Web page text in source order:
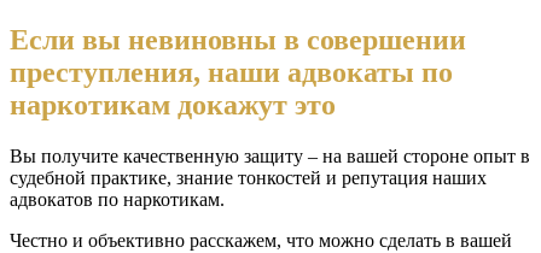
Если вы невиновны в совершении
преступления, наши адвокаты по
наркотикам докажут это
Вы получите качественную защиту – на вашей стороне опыт в
судебной практике, знание тонкостей и репутация наших
адвокатов по наркотикам.
Честно и объективно расскажем, что можно сделать в вашей